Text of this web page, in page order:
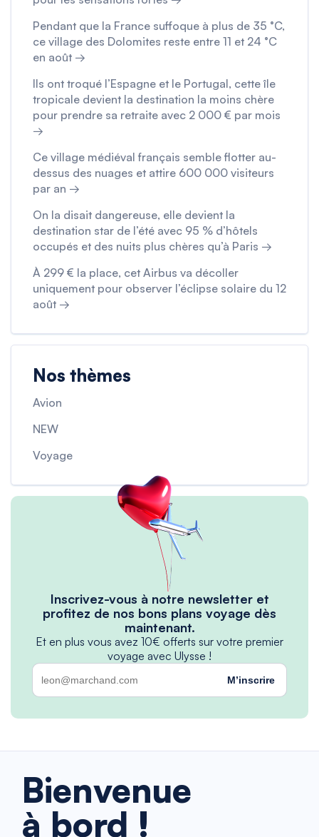
Pendant que la France suffoque à plus de 35 °C,
ce village des Dolomites reste entre 11 et 24 °C
en août →
Ils ont troqué l’Espagne et le Portugal, cette île
tropicale devient la destination la moins chère
pour prendre sa retraite avec 2 000 € par mois
→
Ce village médiéval français semble flotter au-
dessus des nuages et attire 600 000 visiteurs
par an →
On la disait dangereuse, elle devient la
destination star de l’été avec 95 % d’hôtels
occupés et des nuits plus chères qu’à Paris →
À 299 € la place, cet Airbus va décoller
uniquement pour observer l’éclipse solaire du 12
août →
Nos thèmes
Avion
NEW
Voyage
Inscrivez-vous à notre newsletter et
profitez de nos bons plans voyage dès
maintenant.
Et en plus vous avez 10€ offerts sur votre premier
voyage avec Ulysse !
M’inscrire
Bienvenue
à bord !